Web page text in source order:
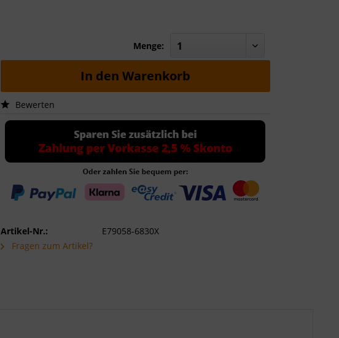
Menge:
In den Warenkorb
Bewerten
Artikel-Nr.:
E79058-6830X
Fragen zum Artikel?